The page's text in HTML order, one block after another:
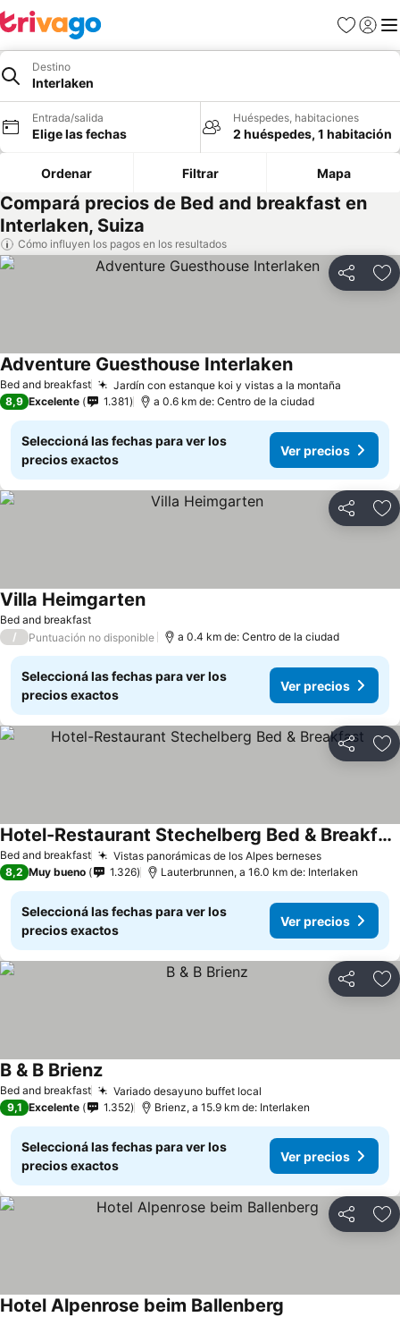
Favoritos
Iniciar
Destino
Interlaken
Entrada/salida
Elige las fechas
Huéspedes, habitaciones
2 huéspedes, 1 habitación
Ordenar Filtrar Mapa
Compará precios de Bed and breakfast en
Interlaken, Suiza
Cómo influyen los pagos en los resultados
Compartir
Bed and breakfast Jardín con estanque koi y vistas a la montaña
Adventure Guesthouse InterlakenVer precios
8,9 Excelente 1.381 a 0.6 km de: Centro de la ciudad
Seleccioná las fechas para ver los
precios exactos
Ver precios
Compartir
Bed and breakfast
Villa HeimgartenVer precios
/ Puntuación no disponible a 0.4 km de: Centro de la ciudad
Seleccioná las fechas para ver los
precios exactos
Ver precios
Compartir
Bed and breakfast Vistas panorámicas de los Alpes bernesesVer precios
Hotel-Restaurant Stechelberg Bed & Breakfast
Ver precios
8,2 Muy bueno 1.326 Lauterbrunnen, a 16.0 km de: Interlaken
Seleccioná las fechas para ver los
precios exactos
Ver precios
Compartir
Bed and breakfast Variado desayuno buffet local
B & B BrienzVer precios
9,1 Excelente 1.352 Brienz, a 15.9 km de: Interlaken
Seleccioná las fechas para ver los
precios exactos
Ver precios
Compartir
Hotel Alpenrose beim Ballenberg